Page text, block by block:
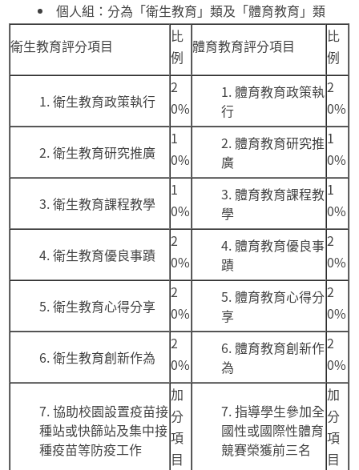
個人組：分為「衛生教育」類及「體育教育」類
衛生教育評分項目
比
例
體育教育評分項目
比
例
衛生教育政策執行
2
0%
體育教育政策執
行
2
0%
衛生教育研究推廣
1
0%
體育教育研究推
廣
1
0%
衛生教育課程教學
1
0%
體育教育課程教
學
1
0%
衛生教育優良事蹟
2
0%
體育教育優良事
蹟
2
0%
衛生教育心得分享
2
0%
體育教育心得分
享
2
0%
衛生教育創新作為
2
0%
體育教育創新作
為
2
0%
協助校園設置疫苗接
種站或快篩站及集中接
種疫苗等防疫工作
加
分
項
目
指導學生參加全
國性或國際性體育
競賽榮獲前三名
加
分
項
目